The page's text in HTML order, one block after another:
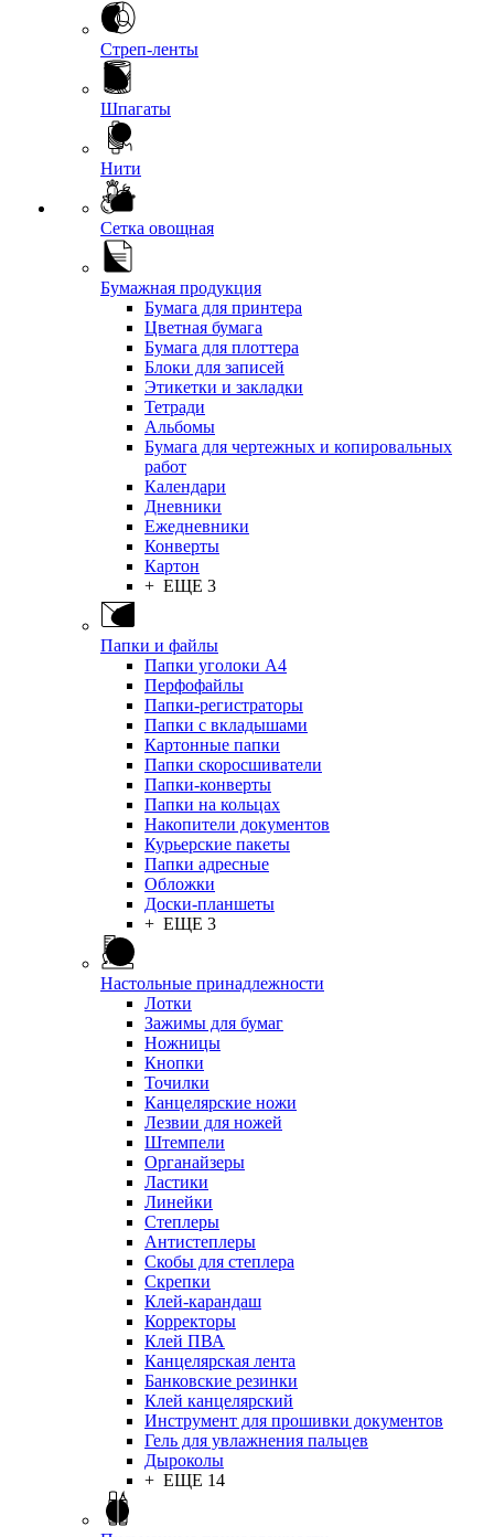
Стреп-ленты
Шпагаты
Нити
Сетка овощная
Бумажная продукция
Бумага для принтера
Цветная бумага
Бумага для плоттера
Блоки для записей
Этикетки и закладки
Тетради
Альбомы
Бумага для чертежных и копировальных
работ
Календари
Дневники
Ежедневники
Конверты
Картон
+ ЕЩЕ 3
Папки и файлы
Папки уголоки А4
Перфофайлы
Папки-регистраторы
Папки с вкладышами
Картонные папки
Папки скоросшиватели
Папки-конверты
Папки на кольцах
Накопители документов
Курьерские пакеты
Папки адресные
Обложки
Доски-планшеты
+ ЕЩЕ 3
Настольные принадлежности
Лотки
Зажимы для бумаг
Ножницы
Кнопки
Точилки
Канцелярские ножи
Лезвии для ножей
Штемпели
Органайзеры
Ластики
Линейки
Степлеры
Антистеплеры
Скобы для степлера
Скрепки
Клей-карандаш
Корректоры
Клей ПВА
Канцелярская лента
Банковские резинки
Клей канцелярский
Инструмент для прошивки документов
Гель для увлажнения пальцев
Дыроколы
+ ЕЩЕ 14